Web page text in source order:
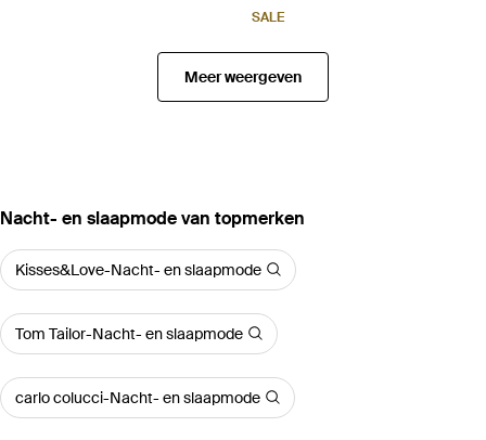
SALE
Meer weergeven
‪Nacht- en slaapmode‬ van topmerken
Kisses&Love-Nacht- en slaapmode
Tom Tailor-Nacht- en slaapmode
carlo colucci-Nacht- en slaapmode